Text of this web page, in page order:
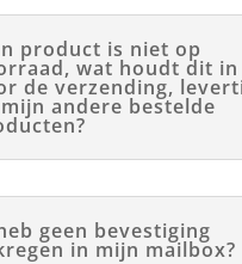
product is niet op
wat houdt dit in
de verzending,
andere bestelde
geen bevestiging
in mijn mailbox?